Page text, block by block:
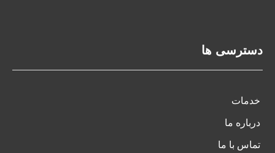
دسترسی ها
خدمات
درباره ما
تماس با ما